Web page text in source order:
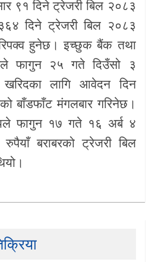
९१ दिने ट्रेजरी बिल २०८३
दिने ट्रेजरी बिल २०८३
हुनेछ। इच्छुक बैंक तथा
फागुन २५ गते दिउँसो ३
लागि आवेदन दिन
बाँडफाँट मंगलबार गरिनेछ।
फागुन १७ गते १६ अर्ब ४
बराबरको ट्रेजरी बिल